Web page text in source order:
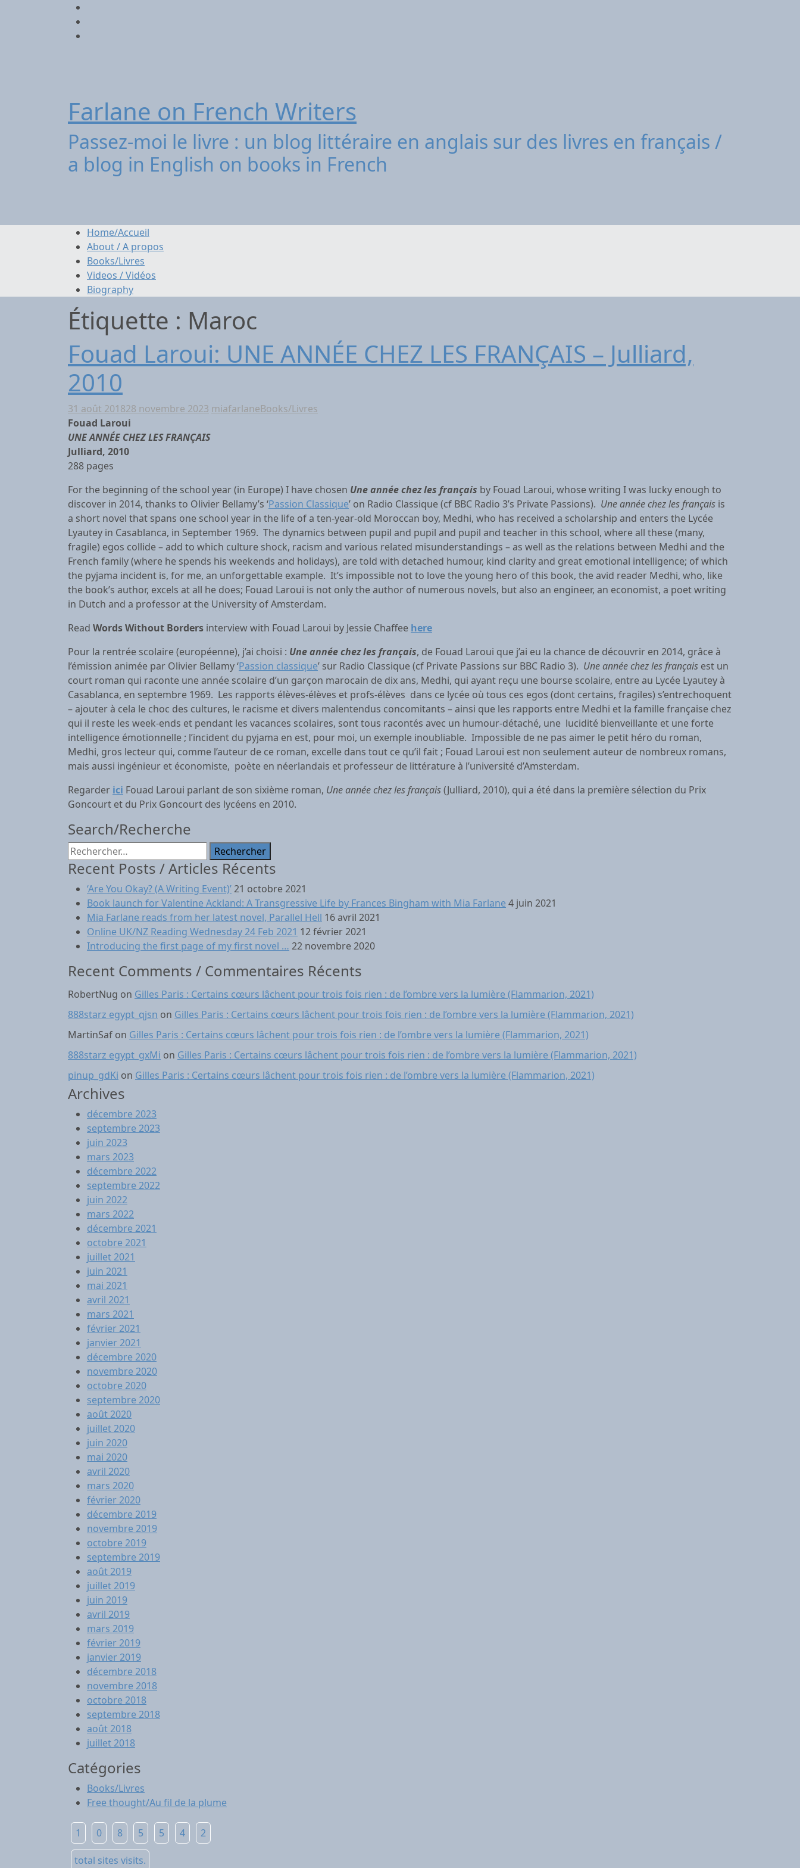
Farlane on French Writers
Passez-moi le livre : un blog littéraire en anglais sur des livres en français /
a blog in English on books in French
Home/Accueil
About / A propos
Books/Livres
Videos / Vidéos
Biography
Étiquette : Maroc
Fouad Laroui: UNE ANNÉE CHEZ LES FRANÇAIS – Julliard,
2010
31 août 201828 novembre 2023 miafarlaneBooks/Livres
Fouad Laroui
UNE ANNÉE CHEZ LES FRANÇAIS
Julliard, 2010
288 pages
For the beginning of the school year (in Europe) I have chosen Une année chez les français by Fouad Laroui, whose writing I was lucky enough to
discover in 2014, thanks to Olivier Bellamy’s ‘Passion Classique’ on Radio Classique (cf BBC Radio 3’s Private Passions). Une année chez les français is
a short novel that spans one school year in the life of a ten-year-old Moroccan boy, Medhi, who has received a scholarship and enters the Lycée
Lyautey in Casablanca, in September 1969. The dynamics between pupil and pupil and pupil and teacher in this school, where all these (many,
fragile) egos collide – add to which culture shock, racism and various related misunderstandings – as well as the relations between Medhi and the
French family (where he spends his weekends and holidays), are told with detached humour, kind clarity and great emotional intelligence; of which
the pyjama incident is, for me, an unforgettable example. It’s impossible not to love the young hero of this book, the avid reader Medhi, who, like
the book’s author, excels at all he does; Fouad Laroui is not only the author of numerous novels, but also an engineer, an economist, a poet writing
in Dutch and a professor at the University of Amsterdam.
Read Words Without Borders interview with Fouad Laroui by Jessie Chaffee here
Pour la rentrée scolaire (européenne), j’ai choisi : Une année chez les français, de Fouad Laroui que j’ai eu la chance de découvrir en 2014, grâce à
l’émission animée par Olivier Bellamy ‘Passion classique’ sur Radio Classique (cf Private Passions sur BBC Radio 3). Une année chez les français est un
court roman qui raconte une année scolaire d’un garçon marocain de dix ans, Medhi, qui ayant reçu une bourse scolaire, entre au Lycée Lyautey à
Casablanca, en septembre 1969. Les rapports élèves-élèves et profs-élèves dans ce lycée où tous ces egos (dont certains, fragiles) s’entrechoquent
– ajouter à cela le choc des cultures, le racisme et divers malentendus concomitants – ainsi que les rapports entre Medhi et la famille française chez
qui il reste les week-ends et pendant les vacances scolaires, sont tous racontés avec un humour-détaché, une lucidité bienveillante et une forte
intelligence émotionnelle ; l’incident du pyjama en est, pour moi, un exemple inoubliable. Impossible de ne pas aimer le petit héro du roman,
Medhi, gros lecteur qui, comme l’auteur de ce roman, excelle dans tout ce qu’il fait ; Fouad Laroui est non seulement auteur de nombreux romans,
mais aussi ingénieur et économiste, poète en néerlandais et professeur de littérature à l’université d’Amsterdam.
Regarder ici Fouad Laroui parlant de son sixième roman, Une année chez les français(Julliard, 2010), qui a été dans la première sélection du Prix
Goncourt et du Prix Goncourt des lycéens en 2010.
Search/Recherche
Rechercher :
Recent Posts / Articles Récents
‘Are You Okay? (A Writing Event)’21 octobre 2021
Book launch for Valentine Ackland: A Transgressive Life by Frances Bingham with Mia Farlane 4 juin 2021
Mia Farlane reads from her latest novel, Parallel Hell 16 avril 2021
Online UK/NZ Reading Wednesday 24 Feb 2021 12 février 2021
Introducing the first page of my first novel … 22 novembre 2020
Recent Comments / Commentaires Récents
RobertNug on Gilles Paris : Certains cœurs lâchent pour trois fois rien : de l’ombre vers la lumière (Flammarion, 2021)
888starz egypt_qjsn on Gilles Paris : Certains cœurs lâchent pour trois fois rien : de l’ombre vers la lumière (Flammarion, 2021)
MartinSaf on Gilles Paris : Certains cœurs lâchent pour trois fois rien : de l’ombre vers la lumière (Flammarion, 2021)
888starz egypt_gxMi on Gilles Paris : Certains cœurs lâchent pour trois fois rien : de l’ombre vers la lumière (Flammarion, 2021)
pinup_gdKi on Gilles Paris : Certains cœurs lâchent pour trois fois rien : de l’ombre vers la lumière (Flammarion, 2021)
Archives
décembre 2023
septembre 2023
juin 2023
mars 2023
décembre 2022
septembre 2022
juin 2022
mars 2022
décembre 2021
octobre 2021
juillet 2021
juin 2021
mai 2021
avril 2021
mars 2021
février 2021
janvier 2021
décembre 2020
novembre 2020
octobre 2020
septembre 2020
août 2020
juillet 2020
juin 2020
mai 2020
avril 2020
mars 2020
février 2020
décembre 2019
novembre 2019
octobre 2019
septembre 2019
août 2019
juillet 2019
juin 2019
avril 2019
mars 2019
février 2019
janvier 2019
décembre 2018
novembre 2018
octobre 2018
septembre 2018
août 2018
juillet 2018
Catégories
Books/Livres
Free thought/Au fil de la plume
1 0 8 5 5 4 2
total sites visits.